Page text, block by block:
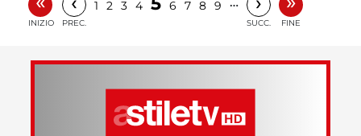
INIZIO PREC.
1 2 3 4 6 7 8 9
SUCC. FINE